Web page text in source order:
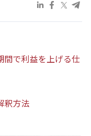
間で利益を上げる仕
釈方法